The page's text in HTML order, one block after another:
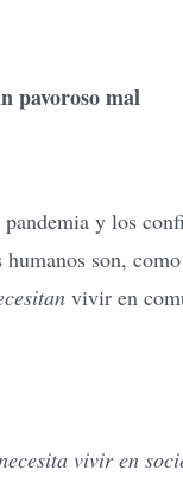
pavoroso mal
y los
humanos son,
vivir en
vivir en